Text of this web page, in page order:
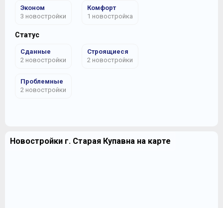
Эконом
3 новостройки
Комфорт
1 новостройка
Статус
Сданные
2 новостройки
Строящиеся
2 новостройки
Проблемные
2 новостройки
Новостройки г. Старая Купавна на карте